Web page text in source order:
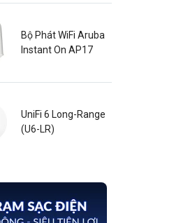
Bộ Phát WiFi Aruba
Instant On AP17
UniFi 6 Long-Range
(U6-LR)